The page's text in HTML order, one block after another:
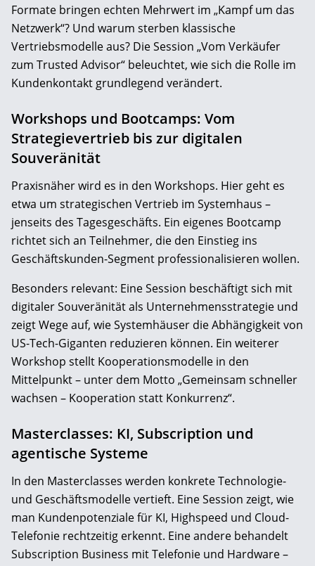
Formate bringen echten Mehrwert im „Kampf um das
Netzwerk“? Und warum sterben klassische
Vertriebsmodelle aus? Die Session „Vom Verkäufer
zum Trusted Advisor“ beleuchtet, wie sich die Rolle im
Kundenkontakt grundlegend verändert.
Workshops und Bootcamps: Vom
Strategievertrieb bis zur digitalen
Souveränität
Praxisnäher wird es in den Workshops. Hier geht es
etwa um strategischen Vertrieb im Systemhaus –
jenseits des Tagesgeschäfts. Ein eigenes Bootcamp
richtet sich an Teilnehmer, die den Einstieg ins
Geschäftskunden-Segment professionalisieren wollen.
Besonders relevant: Eine Session beschäftigt sich mit
digitaler Souveränität als Unternehmensstrategie und
zeigt Wege auf, wie Systemhäuser die Abhängigkeit von
US-Tech-Giganten reduzieren können. Ein weiterer
Workshop stellt Kooperationsmodelle in den
Mittelpunkt – unter dem Motto „Gemeinsam schneller
wachsen – Kooperation statt Konkurrenz“.
Masterclasses: KI, Subscription und
agentische Systeme
In den Masterclasses werden konkrete Technologie-
und Geschäftsmodelle vertieft. Eine Session zeigt, wie
man Kundenpotenziale für KI, Highspeed und Cloud-
Telefonie rechtzeitig erkennt. Eine andere behandelt
Subscription Business mit Telefonie und Hardware –